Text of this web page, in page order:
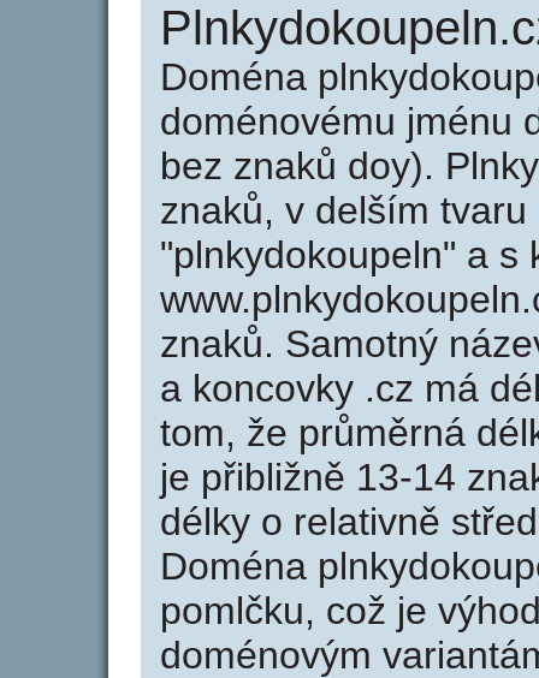
Doména
doménovému jménu
bez znaků doy).
znaků, v delším tvaru
"plnkydokoupeln" a s
znaků. Samotný
a koncovky .cz má
tom, že průměrná
je přibližně 13-14
délky o relativně
Doména
pomlčku, což je
doménovým